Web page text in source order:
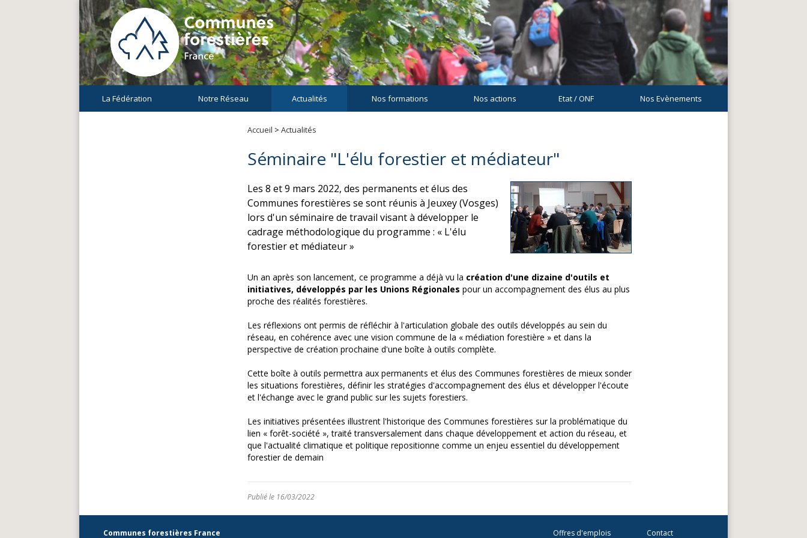
La Fédération Notre Réseau Actualités Nos formations Nos actions Etat / ONF Nos Evènements
Accueil > Actualités
Séminaire "L'élu forestier et médiateur"
Les 8 et 9 mars 2022, des permanents et élus des
Communes forestières se sont réunis à Jeuxey (Vosges)
lors d'un séminaire de travail visant à développer le
cadrage méthodologique du programme : « L'élu
forestier et médiateur »
Un an après son lancement, ce programme a déjà vu la création d'une dizaine d'outils et
initiatives, développés par les Unions Régionales pour un accompagnement des élus au plus
proche des réalités forestières.
Les réflexions ont permis de réfléchir à l'articulation globale des outils développés au sein du
réseau, en cohérence avec une vision commune de la « médiation forestière » et dans la
perspective de création prochaine d'une boîte à outils complète.
Cette boîte à outils permettra aux permanents et élus des Communes forestières de mieux sonder
les situations forestières, définir les stratégies d'accompagnement des élus et développer l'écoute
et l'échange avec le grand public sur les sujets forestiers.
Les initiatives présentées illustrent l'historique des Communes forestières sur la problématique du
lien « forêt-société », traité transversalement dans chaque développement et action du réseau, et
que l'actualité climatique et politique repositionne comme un enjeu essentiel du développement
forestier de demain
Publié le 16/03/2022
Communes forestières France Contact
Offres d'emplois